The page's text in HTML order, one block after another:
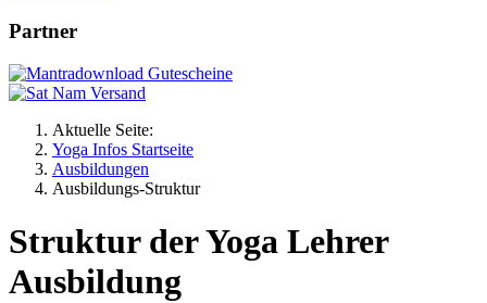
Partner
Aktuelle Seite:
Yoga Infos Startseite
Ausbildungen
Ausbildungs-Struktur
Struktur der Yoga Lehrer
Ausbildung